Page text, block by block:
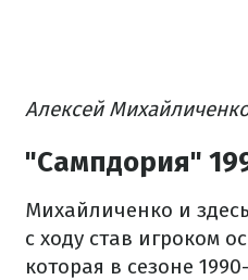
Алексей
"Сампдория"
Михайличенко и
с ходу став игроком
которая в сезоне